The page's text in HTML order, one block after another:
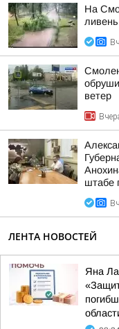
На
ветер
штабе
ЛЕНТА НОВОСТЕЙ
Яна